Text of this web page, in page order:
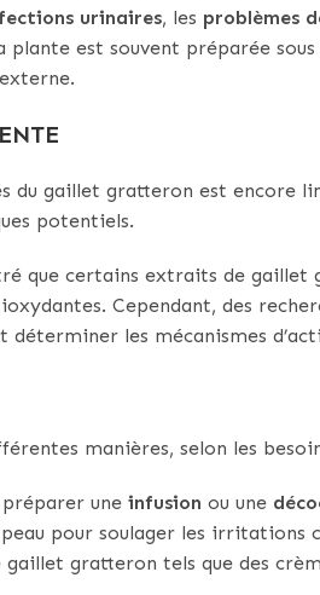
urinaires, les problèmes
plante est souvent préparée
du gaillet gratteron est encore
potentiels.
que certains extraits de
Cependant, des
les mécanismes
manières, selon les
une infusion ou une
pour soulager les irritations
gratteron tels que des